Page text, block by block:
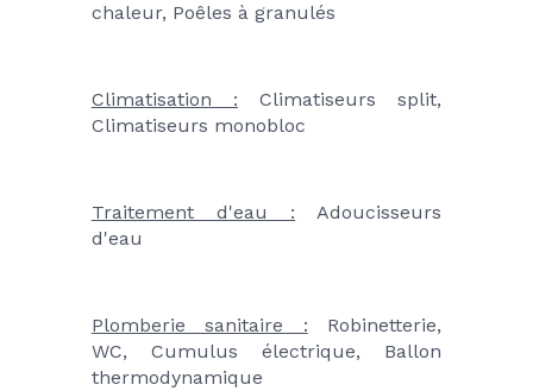
chaleur, Poêles à granulés
Climatisation : Climatiseurs split,
Climatiseurs monobloc
Traitement d'eau : Adoucisseurs
d'eau
Plomberie sanitaire : Robinetterie,
WC, Cumulus électrique, Ballon
thermodynamique